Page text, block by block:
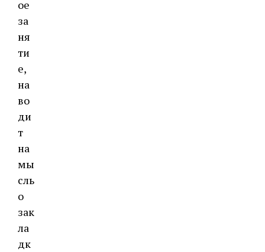
ое
за
ня
ти
е,
на
во
ди
т
на
мы
сль
о
зак
ла
дк